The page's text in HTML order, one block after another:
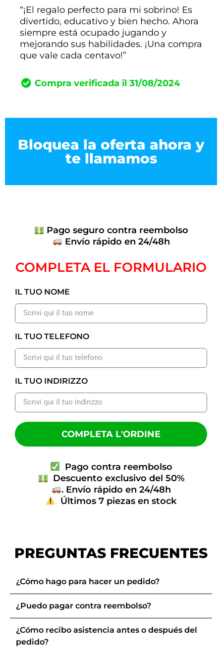
“¡El regalo perfecto para mi sobrino! Es
divertido, educativo y bien hecho. Ahora
siempre está ocupado jugando y
mejorando sus habilidades. ¡Una compra
que vale cada centavo!”
Compra verificada il 31/08/2024
Bloquea la oferta ahora y
te llamamos
Pago seguro contra reembolso
Envío rápido en 24/48h
COMPLETA EL FORMULARIO
IL TUO NOME
IL TUO TELEFONO
IL TUO INDIRIZZO
COMPLETA L'ORDINE
Pago contra reembolso
Descuento exclusivo del 50%
. Envío rápido en 24/48h
Últimos 7 piezas en stock
PREGUNTAS FRECUENTES
¿Cómo hago para hacer un pedido?
¿Puedo pagar contra reembolso?
¿Cómo recibo asistencia antes o después del
pedido?